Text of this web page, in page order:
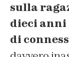
sulla
dieci anni
di